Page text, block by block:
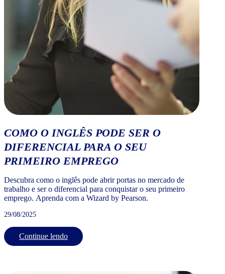
COMO O INGLÊS PODE SER O
DIFERENCIAL PARA O SEU
PRIMEIRO EMPREGO
Descubra como o inglês pode abrir portas no mercado de
trabalho e ser o diferencial para conquistar o seu primeiro
emprego. Aprenda com a Wizard by Pearson.
29/08/2025
Continue lendo